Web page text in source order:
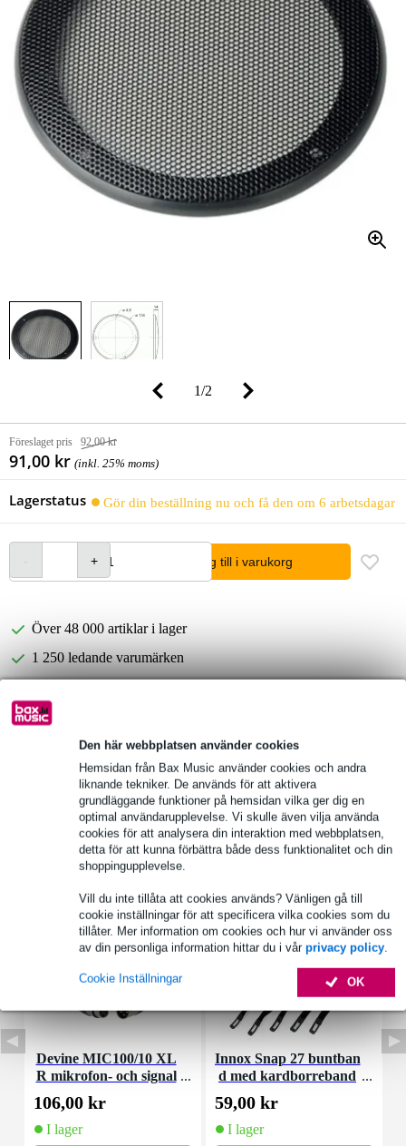
Den här webbplatsen använder cookies
Hemsidan från Bax Music använder cookies och andra
liknande tekniker. De används för att aktivera
grundläggande funktioner på hemsidan vilka ger dig en
optimal användarupplevelse. Vi skulle även vilja använda
cookies för att analysera din interaktion med webbplatsen,
detta för att kunna förbättra både dess funktionalitet och din
shoppingupplevelse.
Vill du inte tillåta att cookies används? Vänligen gå till
cookie inställningar för att specificera vilka cookies som du
tillåter. Mer information om cookies och hur vi använder oss
av din personliga information hittar du i vår privacy policy.
OK
Cookie Inställningar
1/2
Föreslaget pris 92,00 kr
91,00 kr (inkl. 25% moms)
Lagerstatus Gör din beställning nu och få den om 6 arbetsdagar
lägg till i varukorg
Över 48 000 artiklar i lager
1 250 ledande varumärken
Produktinformation
material: metall, plast
Fullständiga specifikationer
Tillbehör (7)
Devine MIC100/10 XL
R mikrofon- och signal
kabel 10 meter
106,00 kr
I lager
Innox Snap 27 buntban
d med kardborreband
59,00 kr
I lager